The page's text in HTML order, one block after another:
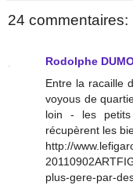
24 commentaires:
Rodolphe
Entre la racaille
voyous de
loin - les petits
récupèrent les
http://
plus-gere-par-